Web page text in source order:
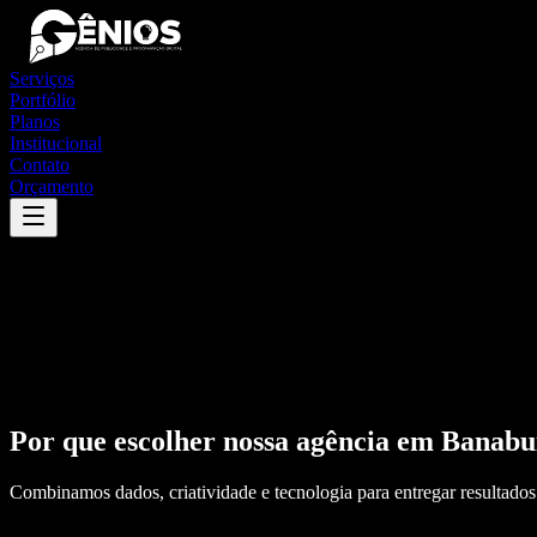
Serviços
Portfólio
Planos
Institucional
Contato
Orçamento
Por que escolher nossa agência em
Combinamos dados, criatividade e tecnologia para entregar